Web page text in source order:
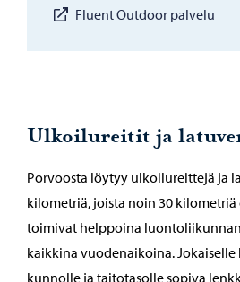
Fluent Outdoor palvelu
Ulkoilureitit ja
Porvoosta löytyy ulkoilureittejä ja
kilometriä, joista noin 30
toimivat helppoina
kaikkina vuodenaikoina.
kunnolle ja taitotasolle sopiva